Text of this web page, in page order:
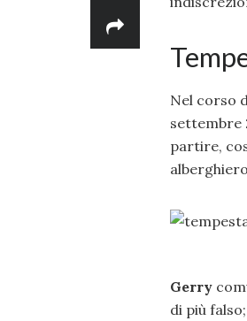
Nel corso
settembre
partire,
Gerry
di più